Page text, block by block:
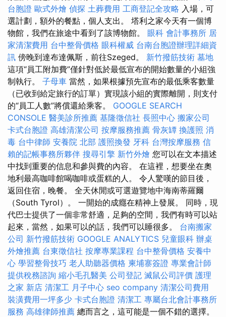
台胞證 歐式外燴 偵探 土葬費用 工商登記全攻略 入場，可
選計劃，額外的餐點，個人支出。 塔利之家今天有一個博
物館，我們在旅途中看到了該博物館。 眼科 會計事務所 居
家清潔費用 台中整骨價格 眼科權威 台南台胞證辦理詳細資
訊 傍晚到達布達佩斯，前往Szeged。 新竹撥筋技術 墓地
這項“員工附加費”僅針對低於最低宣布的開始數量的小組強
制執行。 子母車 當然，如果根據預先宣布的最低乘客數量
（已收到給定旅行的訂單）實現該小組的實際離開，則支付
的“員工人數”將償還給乘客。 GOOGLE SEARCH
CONSOLE 醫美診所推薦 基隆徵信社 長照中心 搬家公司
卡式台胞證 高雄清潔公司 按摩服務推薦 骨灰罈 換護照 消
毒 台中律師 安養院 北部 護照換發 牙科 台灣按摩服務 信
賴的記帳事務所夥伴 搜尋引擎 新竹外燴 您可以在文本描述
中找到重要的信息和參與費的內容。 在這裡，想要坐在奧
地利最高咖啡館喝咖啡或蛋糕的人。 令人驚嘆的節目後，
返回住宿，晚餐。 全天休閒或可選遊覽地中海南蒂羅爾
（South Tyrol）。 一開始的成癮在精神上發展。 同時，現
代巴士提供了一個非常舒適，足夠的空間，我們有時可以站
起來，當然，如果可以的話，我們可以睡很多。 台南搬家
公司 新竹撥筋技術 GOOGLE ANALYTICS 兒童眼科 辦桌
外燴推薦 台東徵信社 按摩專業課程 台中整骨價格 安養中
心 學習整骨技巧 老人助聽器價格 柬埔寨簽證 專業會計師
提供稅務諮詢 縮小毛孔醫美 公司登記 滅鼠公司評價 護理
之家 新店 清潔工 月子中心 seo company 清潔公司費用
裝潢費用一坪多少 卡式台胞證 清潔工 專屬台北會計事務所
服務 高雄律師推薦 總而言之，這可能是一個不錯的選擇。